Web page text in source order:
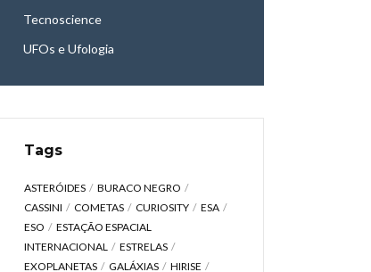
Tecnoscience
UFOs e Ufologia
Tags
ASTERÓIDES
BURACO NEGRO
CASSINI
COMETAS CURIOSITY
ESA
ESO
ESTAÇÃO ESPACIAL
INTERNACIONAL
ESTRELAS
EXOPLANETAS
GALÁXIAS
HIRISE